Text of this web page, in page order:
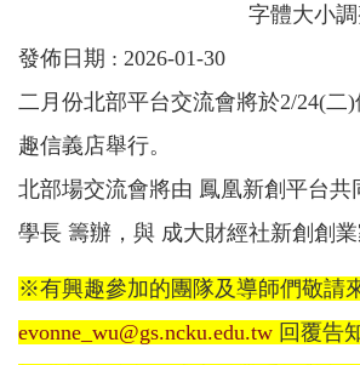
字體大小
發佈日期 : 2026-01-30
二月份北部平台交流會將於2/24(二
趣信義店舉行。
北部場交流會將由 鳳凰新創平台共
學長 籌辦，與 成大財經社新創創業
※有興趣參加的團隊及導師們敬請
evonne_wu@gs.ncku.edu.tw 回覆告